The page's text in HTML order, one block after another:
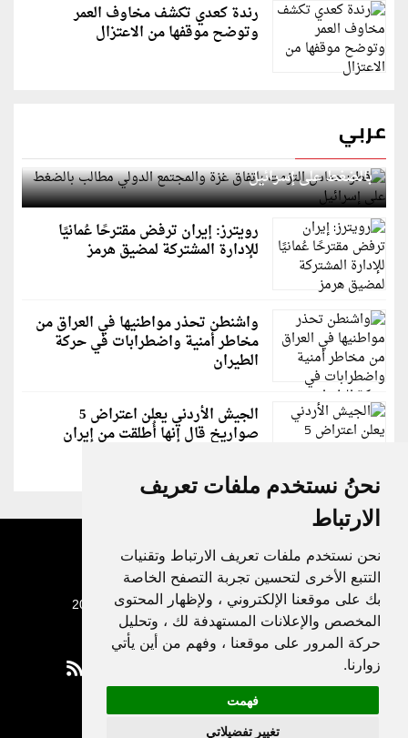
نحنُ نستخدم ملفات تعريف
الارتباط
نحن نستخدم ملفات تعريف الارتباط وتقنيات
التتبع الأخرى لتحسين تجربة التصفح الخاصة
بك على موقعنا الإلكتروني ، ولإظهار المحتوى
المخصص والإعلانات المستهدفة لك ، وتحليل
حركة المرور على موقعنا ، وفهم من أين يأتي
زوارنا.
فهمت
تغيير تفضيلاتي
رندة كعدي تكشف مخاوف العمر
وتوضح موقفها من الاعتزال
عربي
قطر: حماس التزمت باتفاق غزة والمجتمع الدولي مطالب
بالضغط على إسرائيل
رويترز: إيران ترفض مقترحًا عُمانيًا
للإدارة المشتركة لمضيق هرمز
واشنطن تحذر مواطنيها في العراق من
مخاطر أمنية واضطرابات في حركة
الطيران
الجيش الأردني يعلن اعتراض 5
صواريخ قال إنها أُطلقت من إيران
جميع الحقوق محفوظة لدنيا الوطن © 2003 - 2022
Privacy Policy